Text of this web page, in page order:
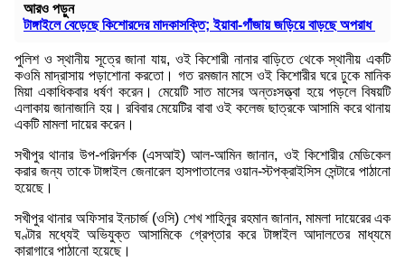
আরও পড়ুন
টাঙ্গাইলে বেড়েছে কিশোরদের মাদকাসক্তি; ইয়াবা-গাঁজায় জড়িয়ে বাড়ছে অপরাধ
পুলিশ ও স্থানীয় সূত্রে জানা যায়, ওই কিশোরী নানার বাড়িতে থেকে স্থানীয় একটি
কওমি মাদ্রাসায় পড়াশোনা করতো। গত রমজান মাসে ওই কিশোরীর ঘরে ঢুকে মানিক
মিয়া একাধিকবার ধর্ষণ করেন। মেয়েটি সাত মাসের অন্তঃসত্ত্বা হয়ে পড়লে বিষয়টি
এলাকায় জানাজানি হয়। রবিবার মেয়েটির বাবা ওই কলেজ ছাত্রকে আসামি করে থানায়
একটি মামলা দায়ের করেন।
সখীপুর থানার উপ-পরিদর্শক (এসআই) আল-আমিন জানান, ওই কিশোরীর মেডিকেল
করার জন্য তাকে টাঙ্গাইল জেনারেল হাসপাতালের ওয়ান-স্টপক্রাইসিস সেন্টারে পাঠানো
হয়েছে।
সখীপুর থানার অফিসার ইনচার্জ (ওসি) শেখ শাহিনুর রহমান জানান, মামলা দায়েরের এক
ঘণ্টার মধ্যেই অভিযুক্ত আসামিকে গ্রেপ্তার করে টাঙ্গাইল আদালতের মাধ্যমে
কারাগারে পাঠানো হয়েছে।